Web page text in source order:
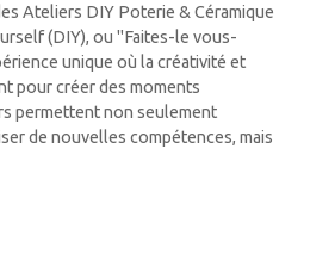
Ateliers DIY Poterie & Céramique
(DIY), ou "Faites-le vous-
unique où la créativité et
pour créer des moments
permettent non seulement
de nouvelles compétences, mais